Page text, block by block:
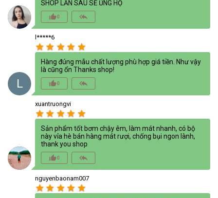
SHOP LẦN SAU SẼ ỦNG HỘ
thumb_up_alt0 reply_all
L
l*****6
star star star star star
Hàng đúng mẫu chất lượng phù hợp giá tiền. Như vậy
là cũng ổn Thanks shop!
thumb_up_alt0 reply_all
xuantruongvi
star star star star star
Sản phẩm tốt bơm chậy êm, làm mát nhanh, có bộ
này vỉa hè bán hàng mát rượi, chống bụi ngon lành,
thank you shop
thumb_up_alt0 reply_all
nguyenbaonam007
star star star star star